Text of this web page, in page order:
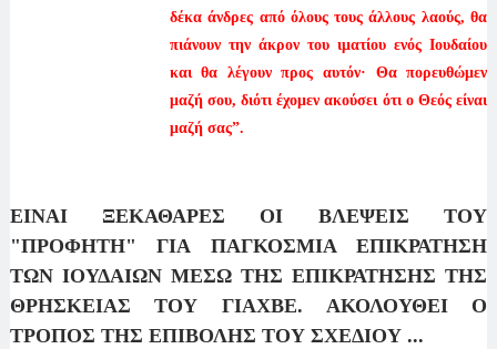
δέκα άνδρες από όλους τους άλλους λαούς, θα
πιάνουν την άκρον του ιματίου ενός Ιουδαίου
και θα λέγουν προς αυτόν· Θα πορευθώμεν
μαζή σου, διότι έχομεν ακούσει ότι ο Θεός είναι
μαζή σας”.
ΕΙΝΑΙ ΞΕΚΑΘΑΡΕΣ ΟΙ ΒΛΕΨΕΙΣ ΤΟΥ
"ΠΡΟΦΗΤΗ" ΓΙΑ ΠΑΓΚΟΣΜΙΑ ΕΠΙΚΡΑΤΗΣΗ
ΤΩΝ ΙΟΥΔΑΙΩΝ ΜΕΣΩ ΤΗΣ ΕΠΙΚΡΑΤΗΣΗΣ ΤΗΣ
ΘΡΗΣΚΕΙΑΣ ΤΟΥ ΓΙΑΧΒΕ. ΑΚΟΛΟΥΘΕΙ Ο
ΤΡΟΠΟΣ ΤΗΣ ΕΠΙΒΟΛΗΣ ΤΟΥ ΣΧΕΔΙΟΥ ...